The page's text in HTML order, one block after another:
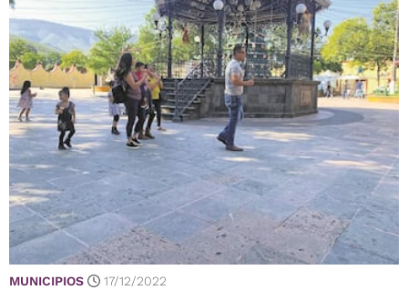
MUNICIPIOS 17/12/2022